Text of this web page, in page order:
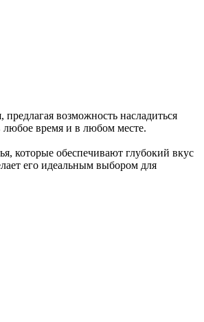
возможность насладиться
любое время и в любом месте.
которые обеспечивают глубокий вкус
его идеальным выбором для